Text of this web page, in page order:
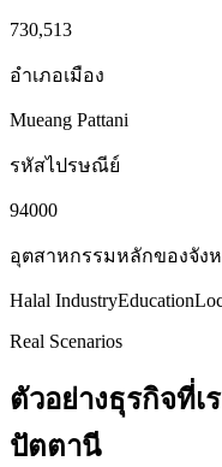
730,513
อำเภอเมือง
Mueang Pattani
รหัสไปรษณีย์
94000
อุตสาหกรรมหลักของจัง
Halal IndustryEducation
Real Scenarios
ตัวอย่างธุรกิจที่เ
ปัตตานี